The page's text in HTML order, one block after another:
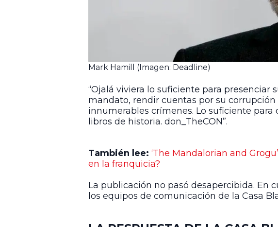
Mark Hamill (Imagen: Deadline)
“Ojalá viviera lo suficiente para
mandato, rendir cuentas por su
innumerables crímenes. Lo suficiente
libros de historia. don_TheCON”.
También lee: ‘The Mandalorian and
en la franquicia?
La publicación no pasó desapercibida. En
los equipos de comunicación de la Casa